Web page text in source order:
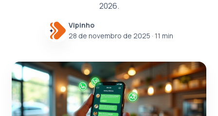
2026.
Vipinho
28 de novembro de 2025 · 11 min